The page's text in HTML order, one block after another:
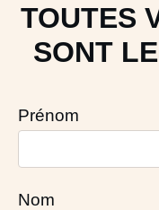
TOUTES
SONT
Prénom
Nom